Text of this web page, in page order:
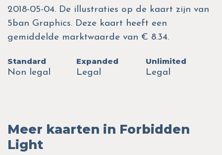
2018-05-04. De illustraties op de kaart zijn van
5ban Graphics. Deze kaart heeft een
gemiddelde marktwaarde van € 8.34.
Standard
Non legal
Expanded
Legal
Unlimited
Legal
Meer kaarten in Forbidden
Light